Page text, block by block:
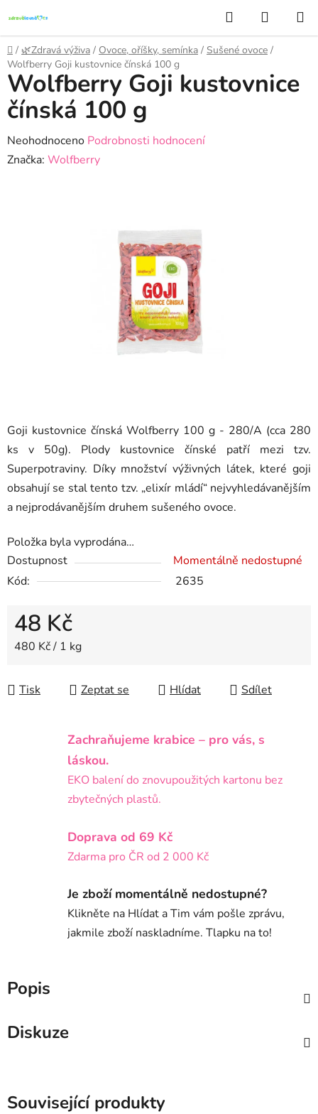
na
obsah
Hledat
KOŠÍK
Domů
/ 🌿Zdravá výživa / Ovoce, oříšky, semínka / Sušené ovoce /
Wolfberry Goji kustovnice čínská 100 g
Goji kustovnice čínská Wolfberry 100 g - 280/A (cca 280
ks v 50g). Plody kustovnice čínské patří mezi tzv.
Superpotraviny. Díky množství výživných látek, které goji
obsahují se stal tento tzv. „elixír mládí“ nejvyhledávanějším
a nejprodávanějším druhem sušeného ovoce.
Položka byla vyprodána…
Dostupnost
Momentálně nedostupné
Kód:
2635
48 Kč
Měrná cena:
480 Kč / 1 kg
Tisk Zeptat se Hlídat Sdílet
Wolfberry Goji kustovnice
čínská 100 g
Průměrné
hodnocení
Neohodnoceno Podrobnosti hodnocení
Značka: Wolfberry
Zachraňujeme krabice – pro vás, s
láskou.
EKO balení do znovupoužitých kartonu bez
zbytečných plastů.
Doprava od 69 Kč
Zdarma pro ČR od 2 000 Kč
Je zboží momentálně nedostupné?
Klikněte na Hlídat a Tim vám pošle zprávu,
jakmile zboží naskladníme. Tlapku na to!
Popis
Diskuze
Související produkty